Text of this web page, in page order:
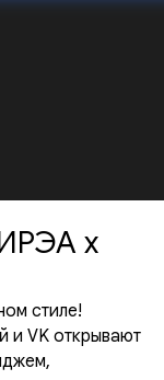
х
стиле!
и VK открывают